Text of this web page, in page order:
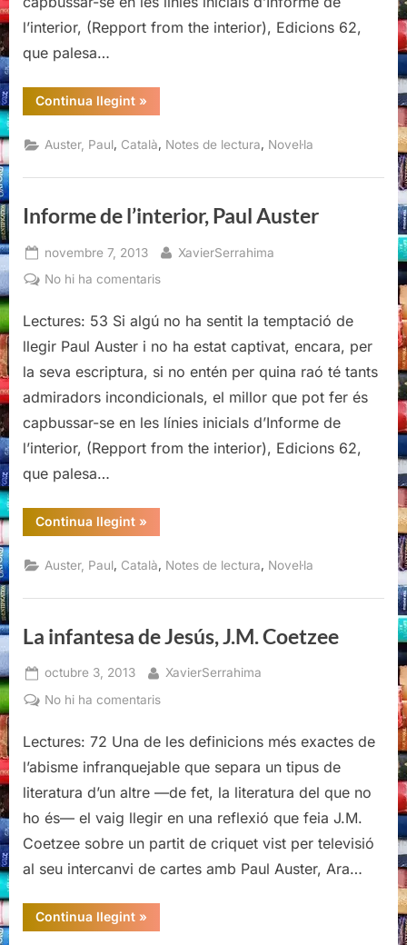
l’interior, (Repport from the interior), Edicions 62,
que palesa…
Continua llegint“Informe
de
Paul
Auster”
»
Auster, Paul, Català, Notes de lectura, Novel·la
Informe de l’interior, Paul Auster
Posted
on
novembre 7, 2013 By
XavierSerrahima
No hi ha comentarisa
de
l’interior,
Auster
Lectures: 53 Si algú no ha sentit la temptació de
llegir Paul Auster i no ha estat captivat, encara, per
la seva escriptura, si no entén per quina raó té tants
admiradors incondicionals, el millor que pot fer és
capbussar-se en les línies inicials d’Informe de
l’interior, (Repport from the interior), Edicions 62,
que palesa…
Continua llegint“Informe
de
Paul
Auster”
»
Auster, Paul, Català, Notes de lectura, Novel·la
La infantesa de Jesús, J.M. Coetzee
Posted
on
octubre 3, 2013 By
XavierSerrahima
No hi ha comentarisa
infantesa
de
J.M.
Coetzee
Lectures: 72 Una de les definicions més exactes de
l’abisme infranquejable que separa un tipus de
literatura d’un altre —de fet, la literatura del que no
ho és— el vaig llegir en una reflexió que feia J.M.
Coetzee sobre un partit de criquet vist per televisió
al seu intercanvi de cartes amb Paul Auster, Ara…
Continua llegint“La
infantesa
»